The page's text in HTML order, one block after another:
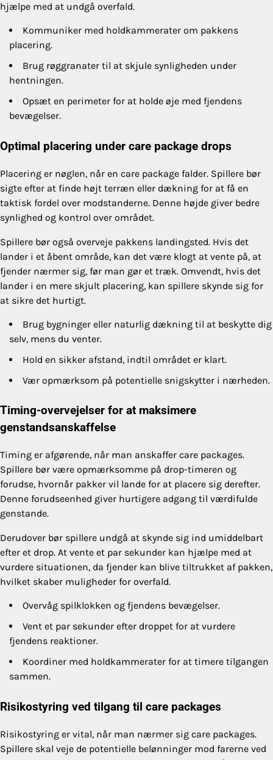
hjælpe med at undgå overfald.
Kommuniker med holdkammerater om pakkens
placering.
Brug røggranater til at skjule synligheden under
hentningen.
Opsæt en perimeter for at holde øje med fjendens
bevægelser.
Optimal placering under care package drops
Placering er nøglen, når en care package falder. Spillere bør
sigte efter at finde højt terræn eller dækning for at få en
taktisk fordel over modstanderne. Denne højde giver bedre
synlighed og kontrol over området.
Spillere bør også overveje pakkens landingsted. Hvis det
lander i et åbent område, kan det være klogt at vente på, at
fjender nærmer sig, før man gør et træk. Omvendt, hvis det
lander i en mere skjult placering, kan spillere skynde sig for
at sikre det hurtigt.
Brug bygninger eller naturlig dækning til at beskytte dig
selv, mens du venter.
Hold en sikker afstand, indtil området er klart.
Vær opmærksom på potentielle snigskytter i nærheden.
Timing-overvejelser for at maksimere
genstandsanskaffelse
Timing er afgørende, når man anskaffer care packages.
Spillere bør være opmærksomme på drop-timeren og
forudse, hvornår pakker vil lande for at placere sig derefter.
Denne forudseenhed giver hurtigere adgang til værdifulde
genstande.
Derudover bør spillere undgå at skynde sig ind umiddelbart
efter et drop. At vente et par sekunder kan hjælpe med at
vurdere situationen, da fjender kan blive tiltrukket af pakken,
hvilket skaber muligheder for overfald.
Overvåg spilklokken og fjendens bevægelser.
Vent et par sekunder efter droppet for at vurdere
fjendens reaktioner.
Koordiner med holdkammerater for at timere tilgangen
sammen.
Risikostyring ved tilgang til care packages
Risikostyring er vital, når man nærmer sig care packages.
Spillere skal veje de potentielle belønninger mod farerne ved